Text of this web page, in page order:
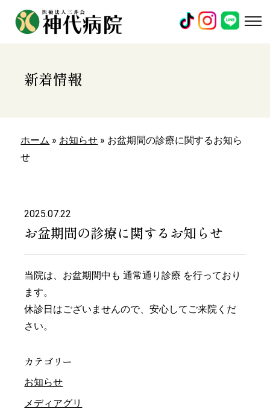
新着情報
ホーム » お知らせ » お盆期間の診療に関するお知ら
せ
2025.07.22
お盆期間の診療に関するお知らせ
当院は、お盆期間中も 通常通り診療 を行っており
ます。
休診日はございませんので、安心してご来院くだ
さい。
カテゴリー
お知らせ
メディアグリ